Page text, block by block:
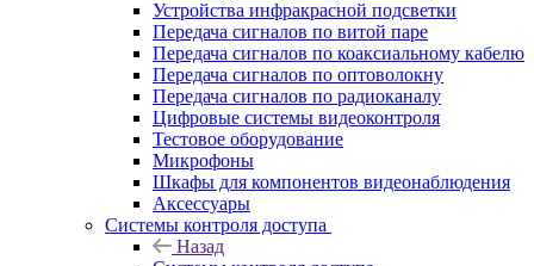
Устройства инфракрасной подсветки
Передача сигналов по витой паре
Передача сигналов по коаксиальному кабелю
Передача сигналов по оптоволокну
Передача сигналов по радиоканалу
Цифровые системы видеоконтроля
Тестовое оборудование
Микрофоны
Шкафы для компонентов видеонаблюдения
Аксессуары
Системы контроля доступа
Назад